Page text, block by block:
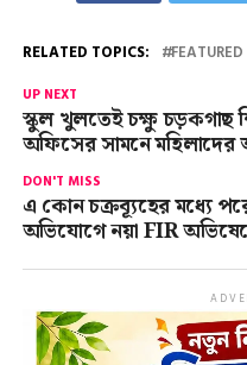
RELATED TOPICS: FEATURED
UP NEXT
স্কুল খুলতেই চক্ষু চড়কগাছ
অফিসের সামনে মহিলাদের
DON'T MISS
এ কোন চক্রব্যূহের মধ্যে
অভিযোগে নয়া FIR